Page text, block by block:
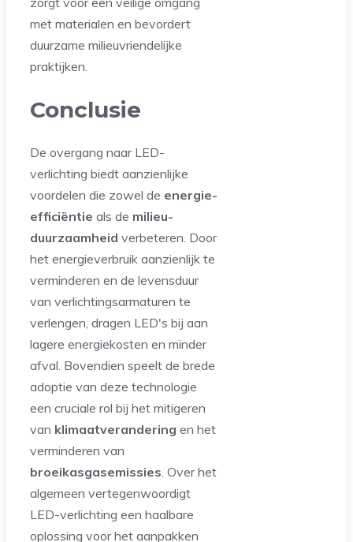
met materialen en bevordert
duurzame milieuvriendelijke
praktijken.
Conclusie
De overgang naar LED-
verlichting biedt aanzienlijke
voordelen die zowel de energie-
efficiëntie als de milieu-
duurzaamheid verbeteren. Door
het energieverbruik aanzienlijk te
verminderen en de levensduur
van verlichtingsarmaturen te
verlengen, dragen LED's bij aan
lagere energiekosten en minder
afval. Bovendien speelt de brede
adoptie van deze technologie
een cruciale rol bij het mitigeren
van klimaatverandering en het
verminderen van
broeikasgasemissies. Over het
algemeen vertegenwoordigt
LED-verlichting een haalbare
oplossing voor het aanpakken